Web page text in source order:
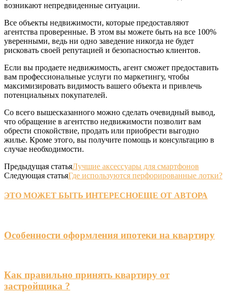
возникают непредвиденные ситуации.
Все объекты недвижимости, которые предоставляют
агентства проверенные. В этом вы можете быть на все 100%
уверенными, ведь ни одно заведение никогда не будет
рисковать своей репутацией и безопасностью клиентов.
Если вы продаете недвижимость, агент сможет предоставить
вам профессиональные услуги по маркетингу, чтобы
максимизировать видимость вашего объекта и привлечь
потенциальных покупателей.
Со всего вышесказанного можно сделать очевидный вывод,
что обращение в агентство недвижимости позволит вам
обрести спокойствие, продать или приобрести выгодно
жилье. Кроме этого, вы получите помощь и консультацию в
случае необходимости.
Предыдущая статьяЛучшие аксессуары для смартфонов
Следующая статьяГде используются перфорированные лотки?
ЭТО МОЖЕТ БЫТЬ ИНТЕРЕСНОЕЩЕ ОТ АВТОРА
Особенности оформления ипотеки на квартиру
Как правильно принять квартиру от
застройщика ?